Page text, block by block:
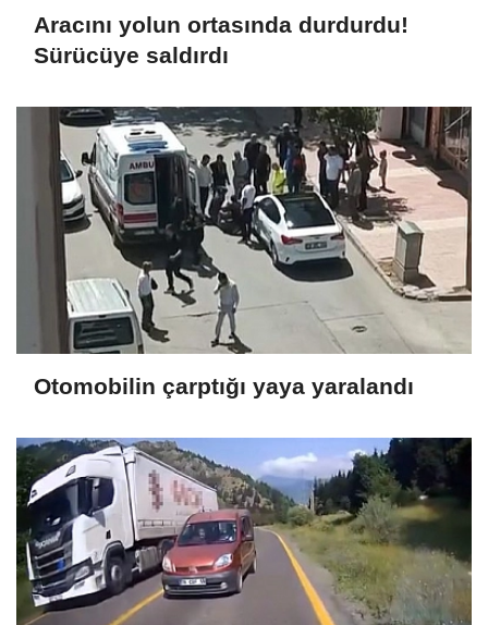
Aracını yolun ortasında durdurdu!
Sürücüye saldırdı
Otomobilin çarptığı yaya yaralandı